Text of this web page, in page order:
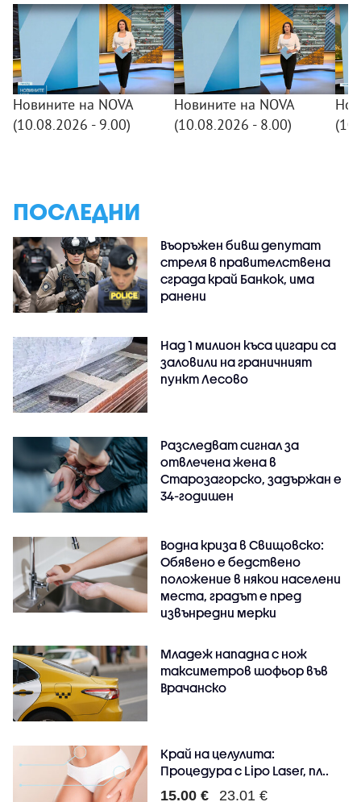
Новините на NOVA
(10.08.2026 - 9.00)
Новините на NOVA
(10.08.2026 - 8.00)
ПОСЛЕДНИ
Въоръжен бивш депутат
стреля в правителствена
сграда край Банкок, има
ранени
Над 1 милион къса цигари са
заловили на граничният
пункт Лесово
Разследват сигнал за
отвлечена жена в
Старозагорско, задържан е
34-годишен
Водна криза в Свищовско:
Обявено е бедствено
положение в някои населени
места, градът е пред
извънредни мерки
Младеж нападна с нож
таксиметров шофьор във
Врачанско
Край на целулита:
Процедура с Lipo Laser, пл..
15.00 € 23.01 €